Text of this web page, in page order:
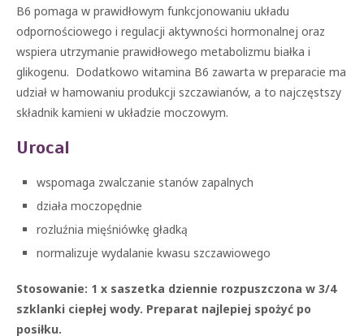
B6 pomaga w prawidłowym funkcjonowaniu układu
odpornościowego i regulacji aktywności hormonalnej oraz
wspiera utrzymanie prawidłowego metabolizmu białka i
glikogenu. Dodatkowo witamina B6 zawarta w preparacie ma
udział w hamowaniu produkcji szczawianów, a to najczęstszy
składnik kamieni w układzie moczowym.
Urocal
wspomaga zwalczanie stanów zapalnych
działa moczopędnie
rozluźnia mięśniówkę gładką
normalizuje wydalanie kwasu szczawiowego
Stosowanie: 1 x saszetka dziennie rozpuszczona w 3/4
szklanki ciepłej wody. Preparat najlepiej spożyć po
posiłku.